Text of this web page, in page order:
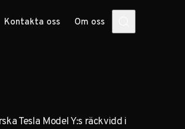
Kontakta oss Om oss
Tesla Model Y:s räckvidd i